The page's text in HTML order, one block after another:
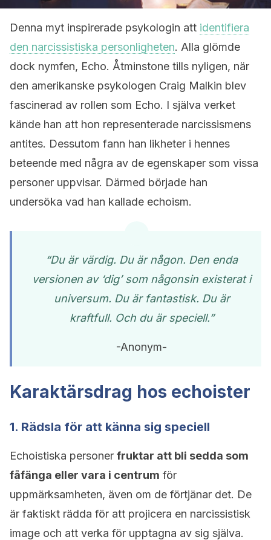
Denna myt inspirerade psykologin att identifiera
den narcissistiska personligheten. Alla glömde
dock nymfen, Echo. Åtminstone tills nyligen, när
den amerikanske psykologen Craig Malkin blev
fascinerad av rollen som Echo. I själva verket
kände han att hon representerade narcissismens
antites. Dessutom fann han likheter i hennes
beteende med några av de egenskaper som vissa
personer uppvisar. Därmed började han
undersöka vad han kallade echoism.
“Du är värdig. Du är någon. Den enda
versionen av ‘dig’ som någonsin existerat i
universum. Du är fantastisk. Du är
kraftfull. Och du är speciell.”
-Anonym-
Karaktärsdrag hos echoister
1. Rädsla för att känna sig speciell
Echoistiska personer fruktar att bli sedda som
fåfänga eller vara i centrum för
uppmärksamheten, även om de förtjänar det. De
är faktiskt rädda för att projicera en narcissistisk
image och att verka för upptagna av sig själva.